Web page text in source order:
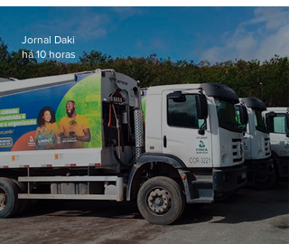
secretário morto em 2020
Jornal Daki
há 10 horas